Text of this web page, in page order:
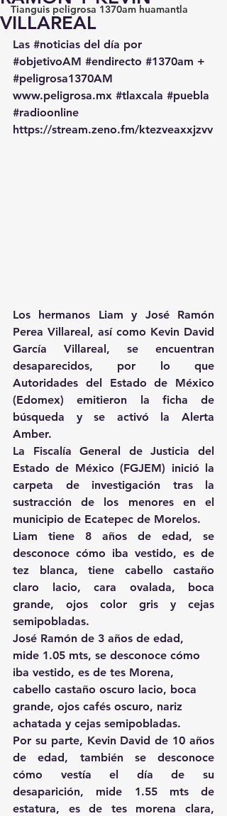
Tianguis peligrosa 1370am huamantla
VILLAREAL
Las #noticias del día por
#objetivoAM #endirecto #1370am +
#peligrosa1370AM
www.peligrosa.mx #tlaxcala #puebla
#radioonline
https://stream.zeno.fm/ktezveaxxjzvv
Los hermanos Liam y José Ramón
Perea Villareal, así como Kevin David
García Villareal, se encuentran
desaparecidos, por lo que
Autoridades del Estado de México
(Edomex) emitieron la ficha de
búsqueda y se activó la Alerta
Amber.
La Fiscalía General de Justicia del
Estado de México (FGJEM) inició la
carpeta de investigación tras la
sustracción de los menores en el
municipio de Ecatepec de Morelos.
Liam tiene 8 años de edad, se
desconoce cómo iba vestido, es de
tez blanca, tiene cabello castaño
claro lacio, cara ovalada, boca
grande, ojos color gris y cejas
semipobladas.
José Ramón de 3 años de edad,
mide 1.05 mts, se desconoce cómo
iba vestido, es de tes Morena,
cabello castaño oscuro lacio, boca
grande, ojos cafés oscuro, nariz
achatada y cejas semipobladas.
Por su parte, Kevin David de 10 años
de edad, también se desconoce
cómo vestía el día de su
desaparición, mide 1.55 mts de
estatura, es de tes morena clara,